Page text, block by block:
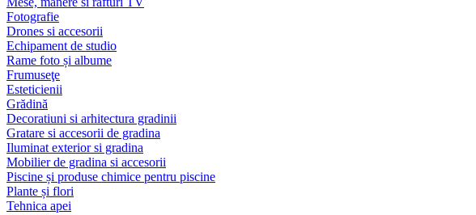
Fotografie
Drones si accesorii
Echipament de studio
Rame foto și albume
Frumuseţe
Esteticienii
Grădină
Decoratiuni si arhitectura gradinii
Gratare si accesorii de gradina
Iluminat exterior si gradina
Mobilier de gradina si accesorii
Piscine și produse chimice pentru piscine
Plante și flori
Tehnica apei